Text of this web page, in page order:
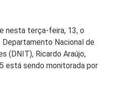
nesta terça-feira, 13, o
Nacional de
(DNIT), Ricardo Araújo,
está sendo monitorada por